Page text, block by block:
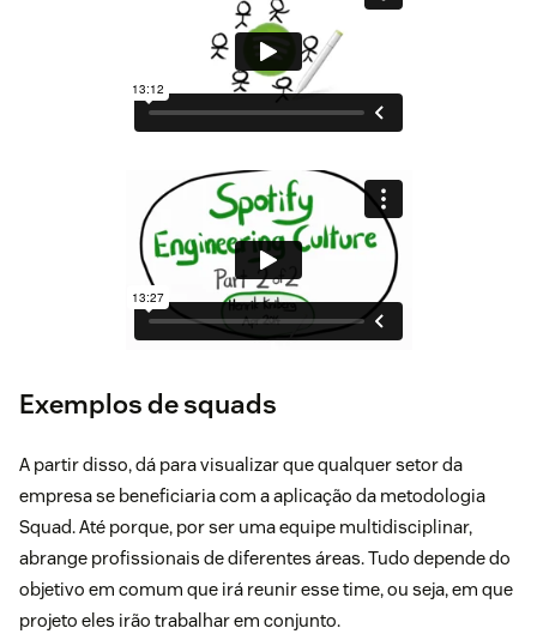
Exemplos de squads
A partir disso, dá para visualizar que qualquer setor da
empresa se beneficiaria com a aplicação da metodologia
Squad. Até porque, por ser uma equipe multidisciplinar,
abrange profissionais de diferentes áreas. Tudo depende do
objetivo em comum que irá reunir esse time, ou seja, em que
projeto eles irão trabalhar em conjunto.